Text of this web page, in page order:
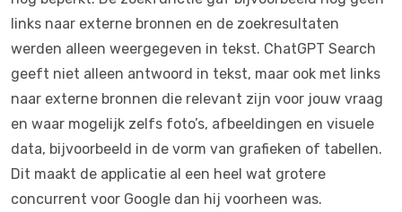
links naar externe bronnen en de zoekresultaten
werden alleen weergegeven in tekst. ChatGPT Search
geeft niet alleen antwoord in tekst, maar ook met links
naar externe bronnen die relevant zijn voor jouw vraag
en waar mogelijk zelfs foto’s, afbeeldingen en visuele
data, bijvoorbeeld in de vorm van grafieken of tabellen.
Dit maakt de applicatie al een heel wat grotere
concurrent voor Google dan hij voorheen was.